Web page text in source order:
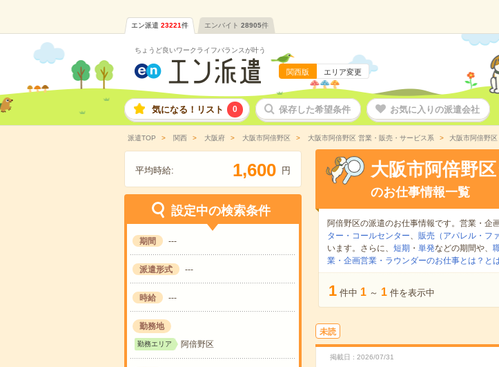
エン派遣 23221件 エンバイト 28905件
ちょうど良いワークライフバランスが叶う
関西版 エリア変更
気になる！リスト 0 保存した希望条件 お気に入りの派遣会社
派遣TOP 関西 大阪府 大阪市阿倍野区 大阪市阿倍野区 営業・販売・サービス系 大阪市阿倍野
平均時給: 1,600 円
設定中の検索条件
期間 ---
派遣形式 ---
時給 ---
勤務地
勤務エリア 阿倍野区
大阪市阿倍野区
のお仕事情報一覧
阿倍野区の派遣のお仕事情報です。営業・企
ター・コールセンター、 販売（アパレル・フ
います。さらに、 短期 ・ 単発などの期間や、
業・企画営業・ラウンダーのお仕事とは？と
1 件中 1 ～ 1 件を表示中
未読
掲載日 2026/07/31